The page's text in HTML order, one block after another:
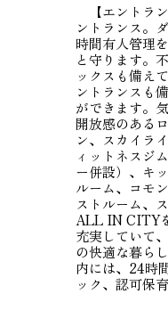
【エントラ
ントランス。
時間有人管理
と守ります。
ックスも備え
ントランスも
ができます。
開放感のある
ン、スカイラ
ィットネスジ
ー併設）、キ
ルーム、コモ
ストルーム、
ALL IN CITY
充実していて
の快適な暮ら
内には、24時
ック、認可保